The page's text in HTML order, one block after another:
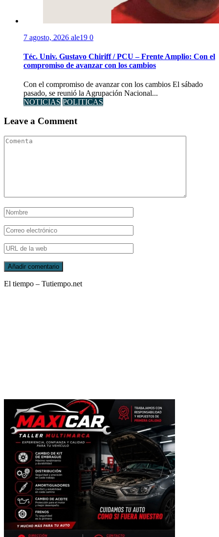
7 agosto, 2026 ale19 0
Téc. Univ. Gustavo Chiriff / PCU – Frente Amplio: Con el
compromiso de avanzar con los cambios
Con el compromiso de avanzar con los cambios El sábado
pasado, se reunió la Agrupación Nacional...
NOTICIAS POLITICAS
Leave a Comment
El tiempo – Tutiempo.net